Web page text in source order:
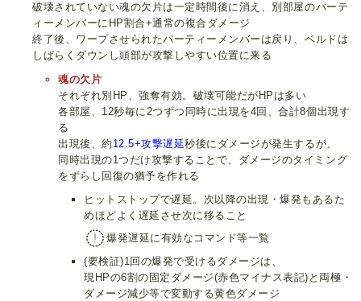
破壊されていない魂の欠片は一定時間後に消え、別部屋のパーテ
ィーメンバーにHP割合+通常の複合ダメージ
終了後、ワープさせられたパーティーメンバーは戻り、ベルドは
しばらくダウンし頭部が攻撃しやすい位置に来る
魂の欠片
それぞれ別HP、強奪有効。破壊可能だがHPは多い
各部屋、12秒毎に2つずつ同時に出現を4回、合計8個出現す
る
出現後、約 12.5+攻撃遅延秒後にダメージが発生するが、
同時出現の1つだけ攻撃することで、ダメージのタイミング
をずらし回復の猶予を作れる
ヒットストップで遅延。次以降の出現・爆発もあるた
めほどよく遅延させ次に移ること
爆発遅延に有効なコマンド等一覧
(要検証)1回の爆発で受けるダメージは、
現HPの6割の固定ダメージ(赤色マイナス表記)と両極・
ダメージ減少等で変動する黄色ダメージ